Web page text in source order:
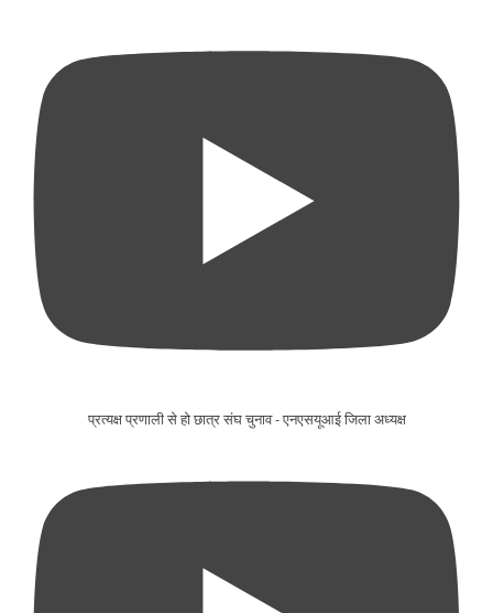
प्रत्यक्ष प्रणाली से हो छात्र संघ चुनाव - एनएसयूआई जिला अध्यक्ष